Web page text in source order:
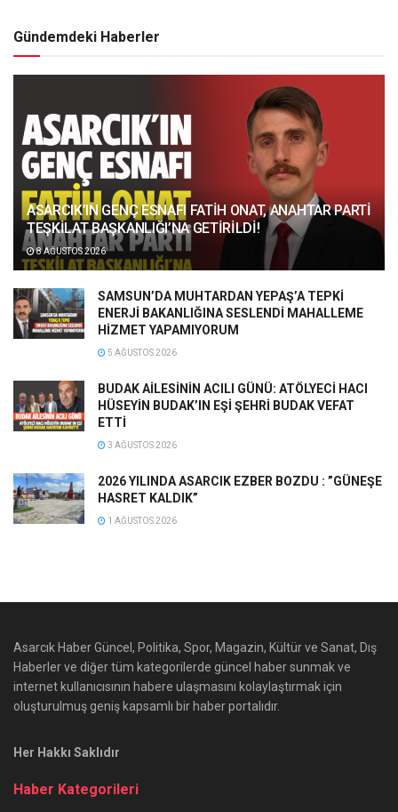
Gündemdeki Haberler
ASARCIK’IN GENÇ ESNAFI FATİH ONAT, ANAHTAR PARTİ
TEŞKİLAT BAŞKANLIĞI’NA GETİRİLDİ!
8 AĞUSTOS 2026
SAMSUN’DA MUHTARDAN YEPAŞ’A TEPKİ
ENERJİ BAKANLIĞINA SESLENDİ MAHALLEME
HİZMET YAPAMIYORUM
5 AĞUSTOS 2026
BUDAK AİLESİNİN ACILI GÜNÜ: ATÖLYECİ HACI
HÜSEYİN BUDAK’IN EŞİ ŞEHRİ BUDAK VEFAT
ETTİ
3 AĞUSTOS 2026
2026 YILINDA ASARCIK EZBER BOZDU : ”GÜNEŞE
HASRET KALDIK”
1 AĞUSTOS 2026
Asarcık Haber Güncel, Politika, Spor, Magazin, Kültür ve Sanat, Dış
Haberler ve diğer tüm kategorilerde güncel haber sunmak ve
internet kullanıcısının habere ulaşmasını kolaylaştırmak için
oluşturulmuş geniş kapsamlı bir haber portalıdır.
Her Hakkı Saklıdır
Haber Kategorileri